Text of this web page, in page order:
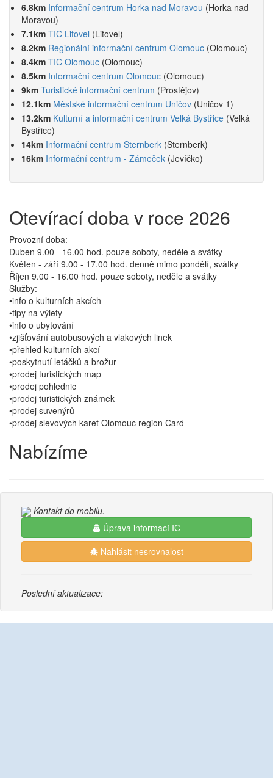
6.8km Informační centrum Horka nad Moravou (Horka nad
Moravou)
7.1km TIC Litovel (Litovel)
8.2km Regionální informační centrum Olomouc (Olomouc)
8.4km TIC Olomouc (Olomouc)
8.5km Informační centrum Olomouc (Olomouc)
9km Turistické informační centrum (Prostějov)
12.1km Městské informační centrum Uničov (Uničov 1)
13.2km Kulturní a informační centrum Velká Bystřice (Velká
Bystřice)
14km Informační centrum Šternberk (Šternberk)
16km Informační centrum - Zámeček (Jevíčko)
Otevírací doba v roce 2026
Provozní doba:
Duben 9.00 - 16.00 hod. pouze soboty, neděle a svátky
Květen - září 9.00 - 17.00 hod. denně mimo pondělí, svátky
Říjen 9.00 - 16.00 hod. pouze soboty, neděle a svátky
Služby:
•info o kulturních akcích
•tipy na výlety
•info o ubytování
•zjišťování autobusových a vlakových linek
•přehled kulturních akcí
•poskytnutí letáčků a brožur
•prodej turistických map
•prodej pohlednic
•prodej turistických známek
•prodej suvenýrů
•prodej slevových karet Olomouc region Card
Nabízíme
Kontakt do mobilu.
Úprava informací IC
Nahlásit nesrovnalost
Poslední aktualizace: